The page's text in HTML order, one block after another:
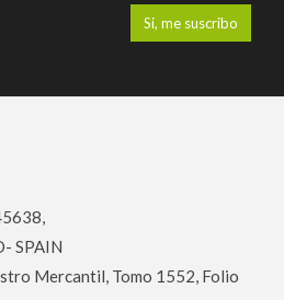
SPAIN
Mercantil, Tomo 1552, Folio